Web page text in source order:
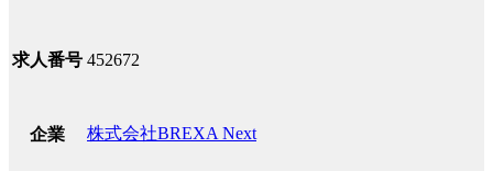
求人番号 452672
企業 株式会社BREXA Next